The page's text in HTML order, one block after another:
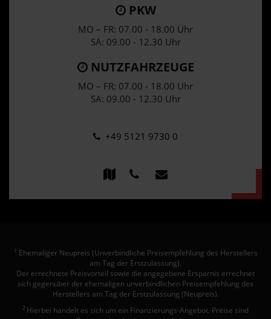
PKW
MO – FR: 07.00 - 18.00 Uhr
SA: 09.00 - 12.30 Uhr
NUTZFAHRZEUGE
MO – FR: 07.00 - 18.00 Uhr
SA: 09.00 - 12.30 Uhr
+49 5121 9730 0
1 Ehemaliger Neupreis (Unverbindliche Preisempfehlung des Herstellers
am Tag der Erstzulassung).
Der errechnete Preisvorteil sowie die angegebene Ersparnis errechnet
sich gegenüber der ehemaligen unverbindlichen Preisempfehlung des
Herstellers am Tag der Erstzulassung (Neupreis).
2 Hierbei handelt es sich um ein Finanzierungs-Angebot. Preise sind